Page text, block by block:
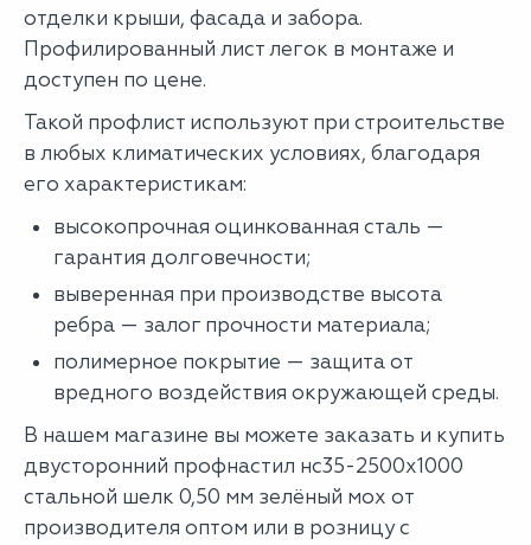
отделки крыши, фасада и забора.
Профилированный лист легок в монтаже и
доступен по цене.
Такой профлист используют при строительстве
в любых климатических условиях, благодаря
его характеристикам:
высокопрочная оцинкованная сталь —
гарантия долговечности;
выверенная при производстве высота
ребра — залог прочности материала;
полимерное покрытие — защита от
вредного воздействия окружающей среды.
В нашем магазине вы можете заказать и купить
двусторонний профнастил нс35-2500х1000
стальной шелк 0,50 мм зелёный мох от
производителя оптом или в розницу с